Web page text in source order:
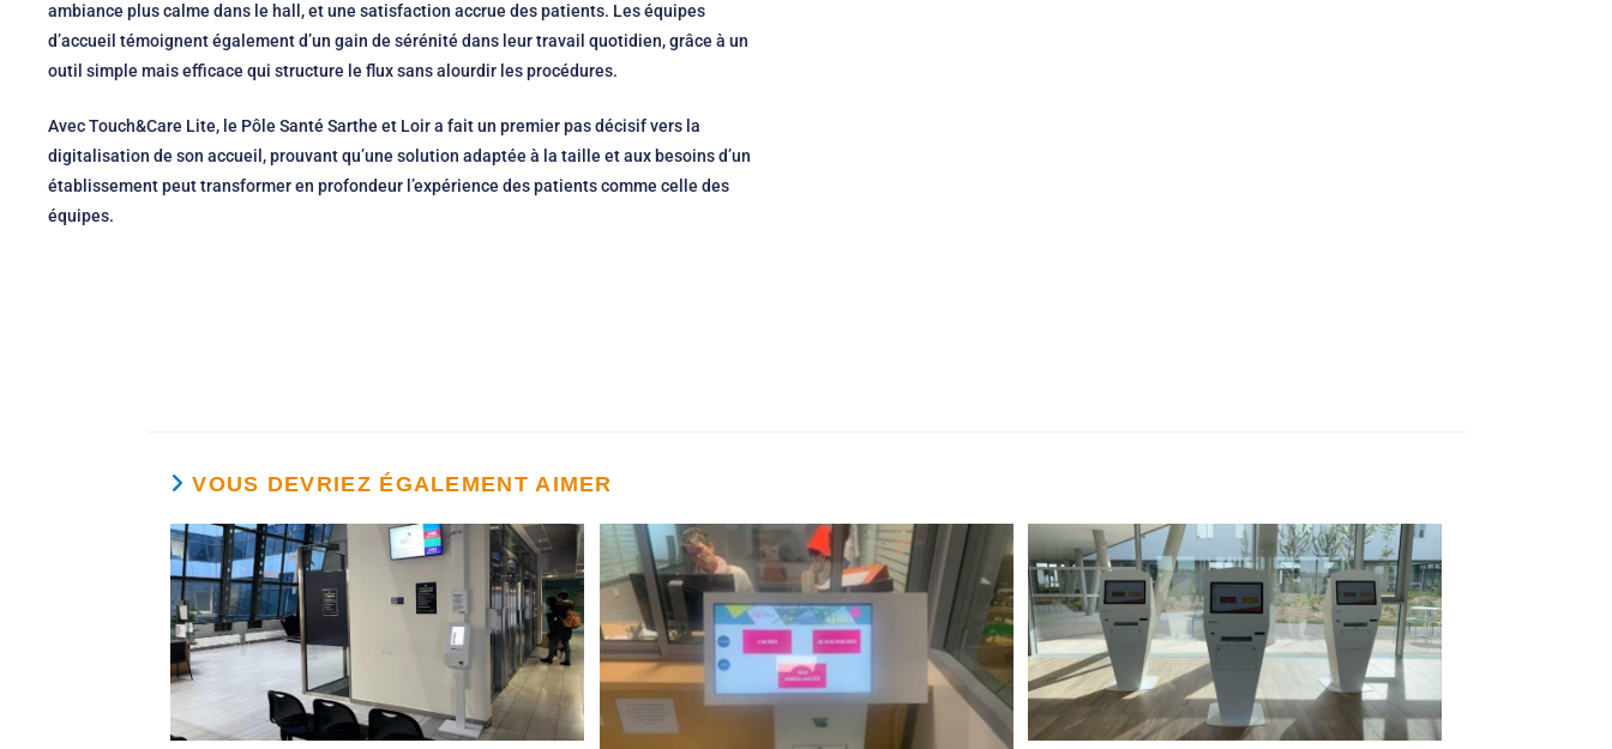
ambiance plus calme dans le hall, et une satisfaction accrue des patients. Les équipes
d’accueil témoignent également d’un gain de sérénité dans leur travail quotidien, grâce à un
outil simple mais efficace qui structure le flux sans alourdir les procédures.
Avec Touch&Care Lite, le Pôle Santé Sarthe et Loir a fait un premier pas décisif vers la
digitalisation de son accueil, prouvant qu’une solution adaptée à la taille et aux besoins d’un
établissement peut transformer en profondeur l’expérience des patients comme celle des
équipes.
VOUS DEVRIEZ ÉGALEMENT AIMER